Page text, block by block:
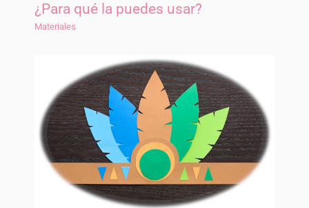
¿Para qué la puedes usar?
Materiales